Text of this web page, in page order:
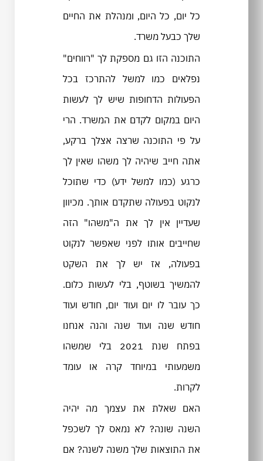
כל יום, כל היום, ומנהלת את החיים
שלך כבעל משרד.
התוכנה הזו גם מספקת לך "רווחים"
נפלאים כמו למשל להתרכז בכל
הפעולות הדחופות שיש לך לעשות
היום במקום לקדם את המשרד. הרי
על פי התוכנה שרצה אצלך ברקע,
אתה חייב שיהיה לך משהו שאין לך
כרגע (כמו למשל ידע) כדי שתוכל
לנקוט בפעולה שתקדם אותך. מכיוון
שעדיין אין לך את ה"משהו" הזה
שחייבים אותו לפני שאפשר לנקוט
בפעולה, אז יש לך את השקט
להמשיך בשוטף, בלי לעשות כלום.
כך עובר לו יום ועוד יום, חודש ועוד
חודש שנה ועוד שנה והנה אנחנו
בפתח שנת 2021 בלי שמשהו
משמעותי במיוחד קרה או עומד
לקרות.
האם שאלת את עצמך מה יהיה
השנה שונה? לא נמאס לך לשכפל
את התוצאות שלך משנה לשנה? אם